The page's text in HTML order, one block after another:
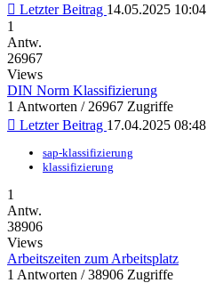
Letzter Beitrag 14.05.2025 10:04
1
Antw.
26967
Views
DIN Norm Klassifizierung
1 Antworten / 26967 Zugriffe
Letzter Beitrag 17.04.2025 08:48
sap-klassifizierung
klassifizierung
1
Antw.
38906
Views
Arbeitszeiten zum Arbeitsplatz
1 Antworten / 38906 Zugriffe